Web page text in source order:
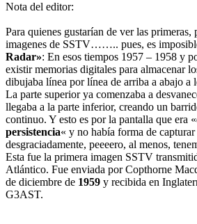
Nota del editor:
Para quienes gustarían de ver las primeras,
imagenes de SSTV…….. pues, es
Radar»: En esos tiempos 1957 – 1958 y
existir memorias digitales para almacenar
dibujaba línea por línea de arriba a abajo a
La parte superior ya comenzaba a
llegaba a la parte inferior, creando un
continuo. Y esto es por la pantalla que era «
persistencia« y no había forma de capturar
desgraciadamente, peeeero, al menos,
Esta fue la primera imagen SSTV
Atlántico. Fue enviada por Copthorne
de diciembre de 1959 y recibida en
G3AST.